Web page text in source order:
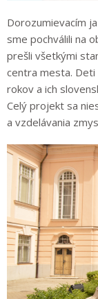
Dorozumievacím
sme pochválili na
prešli všetkými
centra mesta. Deti
rokov a ich
Celý projekt sa
a vzdelávania